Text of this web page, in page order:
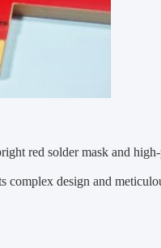
red solder mask and
design and